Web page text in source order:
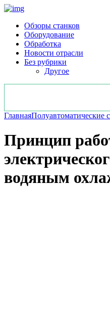
Обзоры станков
Оборудование
Обработка
Новости отрасли
Без рубрики
Другое
ГлавнаяПолуавтоматические
Принцип
водяным